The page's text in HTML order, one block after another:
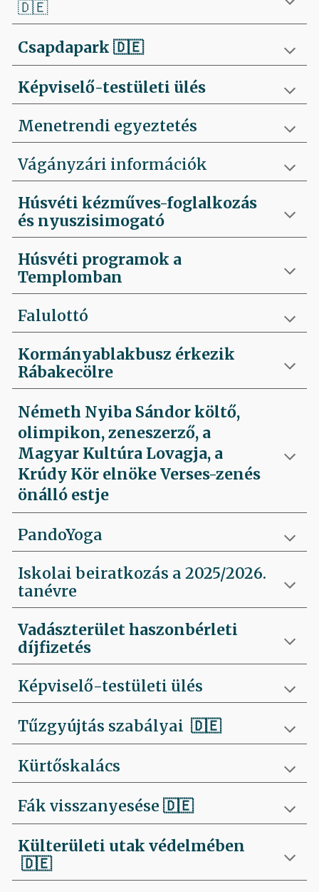
🇩🇪
Csapdapark 🇩🇪
Képviselő-testületi ülés
Menetrendi egyeztetés
Vágányzári információk
Húsvéti kézműves-foglalkozás
és nyuszisimogató
Húsvéti programok a
Templomban
Falulottó
Kormányablakbusz érkezik
Rábakecölre
Németh Nyiba Sándor költő,
olimpikon, zeneszerző, a
Magyar Kultúra Lovagja, a
Krúdy Kör elnöke Verses-zenés
önálló estje
PandoYoga
Iskolai beiratkozás a 2025/2026.
tanévre
Vadászterület haszonbérleti
díjfizetés
Képviselő-testületi ülés
Tűzgyújtás szabályai🇩🇪
Kürtőskalács
Fák visszanyesése🇩🇪
Külterületi utak védelmében
🇩🇪